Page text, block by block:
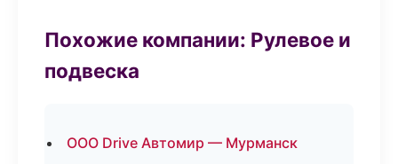
Похожие компании: Рулевое и
подвеска
ООО Drive Автомир — Мурманск